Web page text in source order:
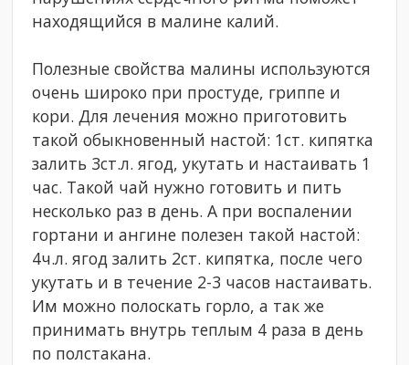
находящийся в малине калий.
Полезные свойства малины используются
очень широко при простуде, гриппе и
кори. Для лечения можно приготовить
такой обыкновенный настой: 1ст. кипятка
залить 3ст.л. ягод, укутать и настаивать 1
час. Такой чай нужно готовить и пить
несколько раз в день. А при воспалении
гортани и ангине полезен такой настой:
4ч.л. ягод залить 2ст. кипятка, после чего
укутать и в течение 2-3 часов настаивать.
Им можно полоскать горло, а так же
принимать внутрь теплым 4 раза в день
по полстакана.